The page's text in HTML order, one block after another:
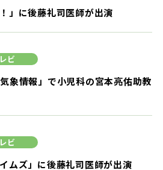
」に後藤礼司医師が出演
ビ
象情報」で小児科の宮本亮佑助教
ビ
ムズ」に後藤礼司医師が出演